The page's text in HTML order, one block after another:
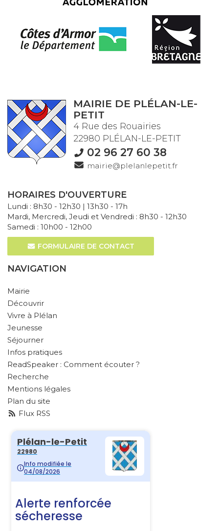
MAIRIE DE PLÉLAN-LE-
PETIT
4 Rue des Rouairies
22980 PLÉLAN-LE-PETIT
02 96 27 60 38
mairie@plelanlepetit.fr
HORAIRES D'OUVERTURE
Lundi : 8h30 - 12h30 | 13h30 - 17h
Mardi, Mercredi, Jeudi et Vendredi : 8h30 - 12h30
Samedi : 10h00 - 12h00
FORMULAIRE DE CONTACT
NAVIGATION
Mairie
Découvrir
Vivre à Plélan
Jeunesse
Séjourner
Infos pratiques
ReadSpeaker : Comment écouter ?
Recherche
Mentions légales
Plan du site
Flux RSS